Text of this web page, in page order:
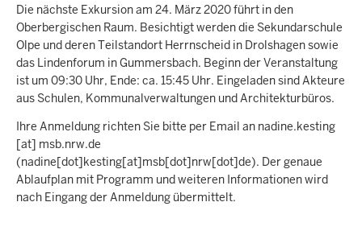
Die nächste Exkursion am 24. März 2020 führt in den
Oberbergischen Raum. Besichtigt werden die Sekundarschule
Olpe und deren Teilstandort Herrnscheid in Drolshagen sowie
das Lindenforum in Gummersbach. Beginn der Veranstaltung
ist um 09:30 Uhr, Ende: ca. 15:45 Uhr. Eingeladen sind Akteure
aus Schulen, Kommunalverwaltungen und Architekturbüros.
Ihre Anmeldung richten Sie bitte per Email an nadine.kesting
[at] msb.nrw.de
(nadine[dot]kesting[at]msb[dot]nrw[dot]de). Der genaue
Ablaufplan mit Programm und weiteren Informationen wird
nach Eingang der Anmeldung übermittelt.